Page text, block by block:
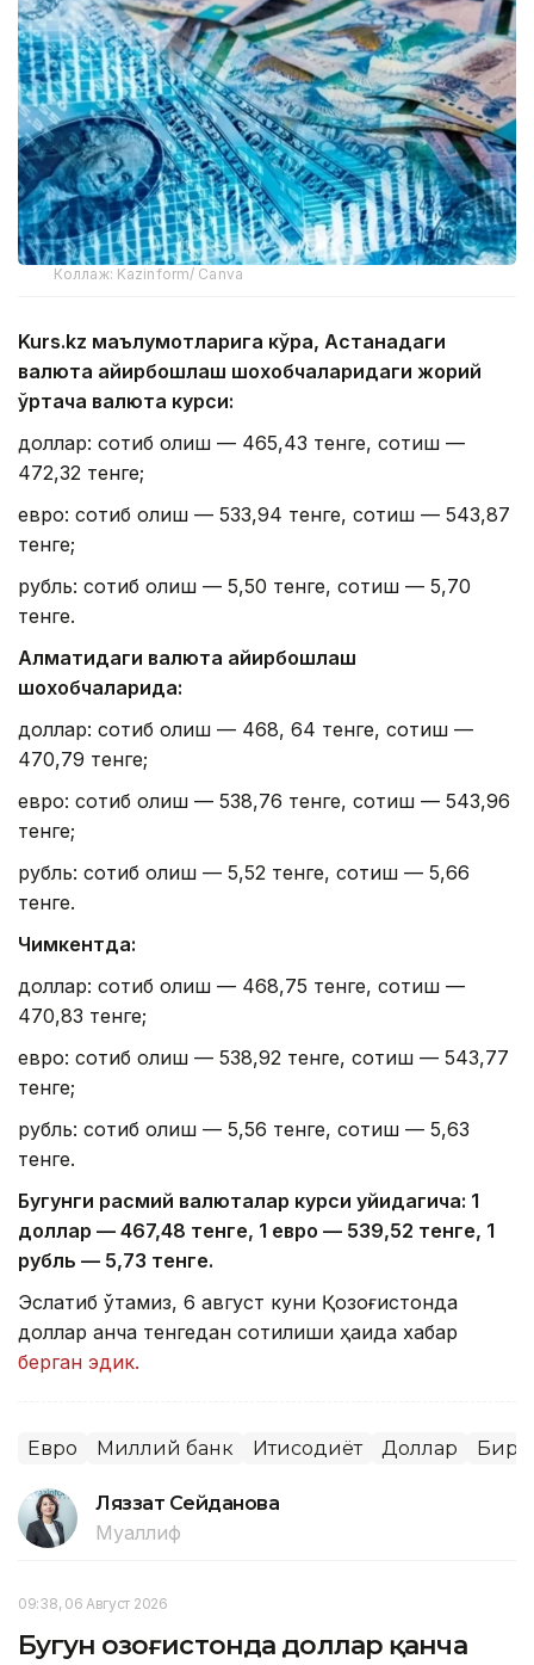
Коллаж: Kazinform/ Canva
Kurs.kz маълумотларига кўра, Астанадаги
валюта айирбошлаш шохобчаларидаги жорий
ўртача валюта курси:
доллар: сотиб олиш — 465,43 тенге, сотиш —
472,32 тенге;
евро: сотиб олиш — 533,94 тенге, сотиш — 543,87
тенге;
рубль: сотиб олиш — 5,50 тенге, сотиш — 5,70
тенге.
Алматидаги валюта айирбошлаш
шохобчаларида:
доллар: сотиб олиш — 468, 64 тенге, сотиш —
470,79 тенге;
евро: сотиб олиш — 538,76 тенге, сотиш — 543,96
тенге;
рубль: сотиб олиш — 5,52 тенге, сотиш — 5,66
тенге.
Чимкентда:
доллар: сотиб олиш — 468,75 тенге, сотиш —
470,83 тенге;
евро: сотиб олиш — 538,92 тенге, сотиш — 543,77
тенге;
рубль: сотиб олиш — 5,56 тенге, сотиш — 5,63
тенге.
Бугунги расмий валюталар курси қуйидагича: 1
доллар — 467,48 тенге, 1 евро — 539,52 тенге, 1
рубль — 5,73 тенге.
Эслатиб ўтамиз, 6 август куни Қозоғистонда
доллар қанча тенгедан сотилиши ҳақида хабар
берган эдик.
Евро Миллий банк Иқтисодиёт Доллар
Ляззат Сейданова
Муаллиф
09:38, 06 Август 2026
Бугун Қозоғистонда доллар қанча